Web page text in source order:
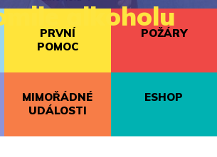
alkoholu
PRVNÍ
POMOC
POŽÁRY
MIMOŘÁDNÉ
UDÁLOSTI
ESHOP